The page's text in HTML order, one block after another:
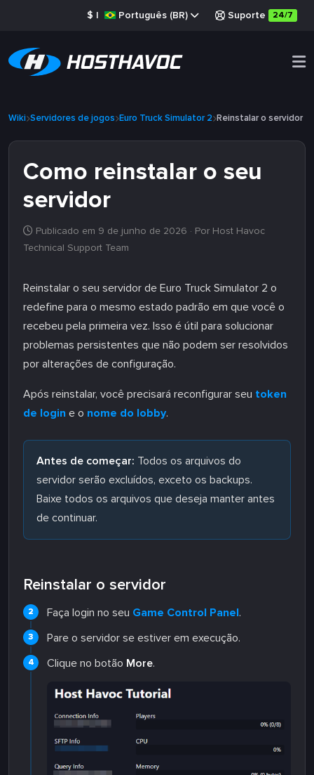
$ | Português (BR) Suporte 24/7
Wiki Servidores de jogos Euro Truck Simulator 2 Reinstalar o servidor
Como reinstalar o seu
servidor
Publicado em 9 de junho de 2026 · Por Host Havoc
Technical Support Team
Reinstalar o seu servidor de Euro Truck Simulator 2 o
redefine para o mesmo estado padrão em que você o
recebeu pela primeira vez. Isso é útil para solucionar
problemas persistentes que não podem ser resolvidos
por alterações de configuração.
Após reinstalar, você precisará reconfigurar seu token
de login e o nome do lobby.
Antes de começar: Todos os arquivos do
servidor serão excluídos, exceto os backups.
Baixe todos os arquivos que deseja manter antes
de continuar.
Reinstalar o servidor
Faça login no seu Game Control Panel.
Pare o servidor se estiver em execução.
Clique no botão More.